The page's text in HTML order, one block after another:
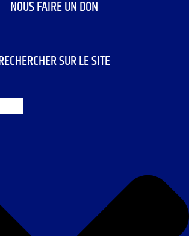
NOUS FAIRE UN DON
SUR LE SITE